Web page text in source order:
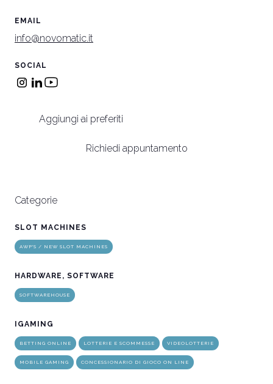
EMAIL
info@novomatic.it
SOCIAL
Aggiungi ai preferiti
Richiedi appuntamento
Categorie
SLOT MACHINES
AWP'S / NEW SLOT MACHINES
HARDWARE, SOFTWARE
SOFTWAREHOUSE
IGAMING
BETTING ONLINE LOTTERIE E SCOMMESSE VIDEOLOTTERIE
MOBILE GAMING CONCESSIONARIO DI GIOCO ON LINE